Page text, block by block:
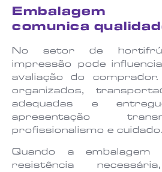
Embalagem
comunica
No setor de
impressão pode
avaliação do
organizados,
adequadas e
apresentação
profissionalismo e cuidado.
Quando a
resistência